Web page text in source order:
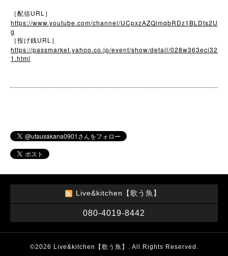
［配信URL ］
https://www.youtube.com/channel/UCpxzAZQlmqbRDz1BLDts2U
g
［投げ銭URL ］
https://passmarket.yahoo.co.jp/event/show/detail/028w363eci32
1.html
Live&kitchen【歌う魚】
080-4019-8442
©2026 Live&kitchen【歌う魚】 . All Rights Reserved.